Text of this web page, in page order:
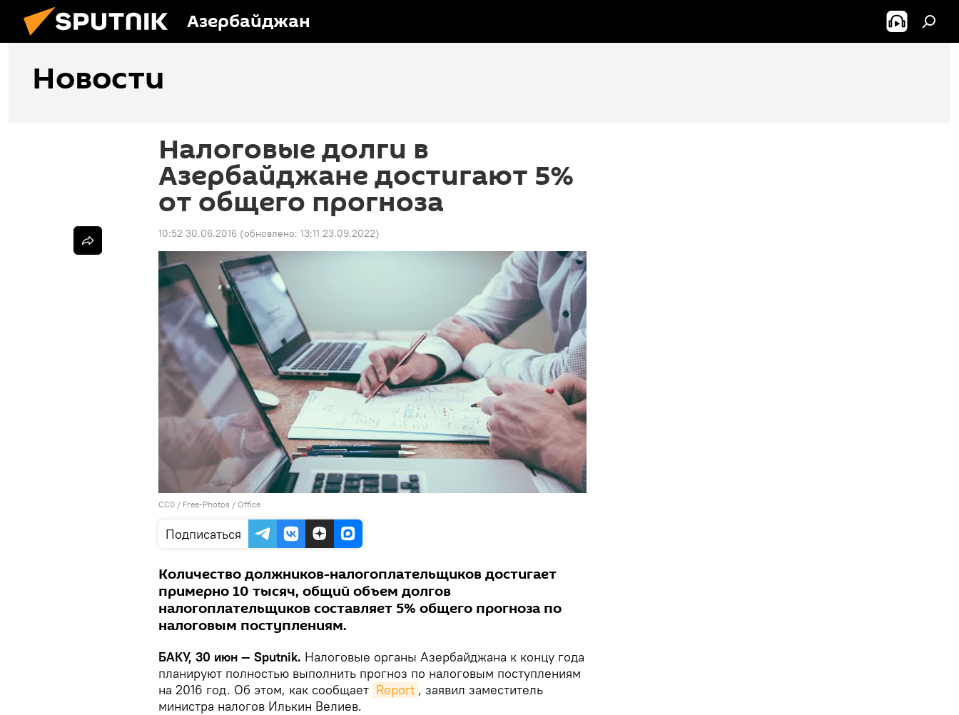
Азербайджан
Новости
Налоговые долги в
Азербайджане достигают 5%
от общего прогноза
10:52 30.06.2016 (обновлено: 13:11 23.09.2022)
CC0 / Free-Photos / Office
Подписаться
Количество должников-налогоплательщиков достигает
примерно 10 тысяч, общий объем долгов
налогоплательщиков составляет 5% общего прогноза по
налоговым поступлениям.
БАКУ, 30 июн — Sputnik. Налоговые органы Азербайджана к концу года
планируют полностью выполнить прогноз по налоговым поступлениям
на 2016 год. Об этом, как сообщает Report , заявил заместитель
министра налогов Илькин Велиев.